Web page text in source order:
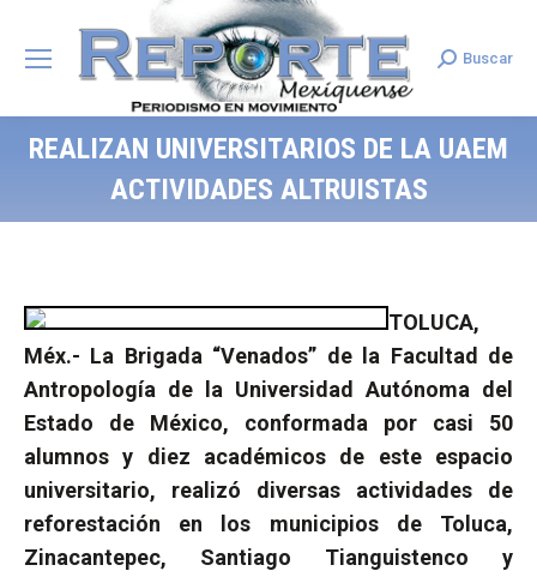
Search:
Buscar
REALIZAN UNIVERSITARIOS DE LA UAEM
ACTIVIDADES ALTRUISTAS
TOLUCA,
Méx.- La Brigada “Venados” de la Facultad de
Antropología de la Universidad Autónoma del
Estado de México, conformada por casi 50
alumnos y diez académicos de este espacio
universitario, realizó diversas actividades de
reforestación en los municipios de Toluca,
Zinacantepec, Santiago Tianguistenco y